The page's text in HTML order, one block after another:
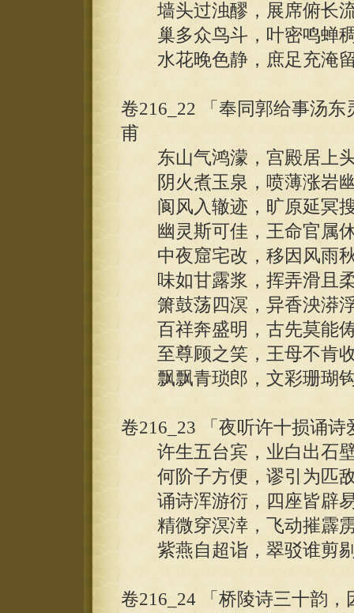
墙头过浊醪，展席俯长流
巢多众鸟斗，叶密鸣蝉稠
水花晚色静，庶足充淹留
卷216_22 「奉同郭给事汤
甫
东山气鸿濛，宫殿居上头
阴火煮玉泉，喷薄涨岩幽
阆风入辙迹，旷原延冥搜
幽灵斯可佳，王命官属休
中夜窟宅改，移因风雨秋
味如甘露浆，挥弄滑且柔
箫鼓荡四溟，异香泱漭浮
百祥奔盛明，古先莫能俦
至尊顾之笑，王母不肯收
飘飘青琐郎，文彩珊瑚钩
卷216_23 「夜听许十损诵诗
许生五台宾，业白出石壁
何阶子方便，谬引为匹敌
诵诗浑游衍，四座皆辟易
精微穿溟涬，飞动摧霹雳
紫燕自超诣，翠驳谁剪剔
卷216_24 「桥陵诗三十韵